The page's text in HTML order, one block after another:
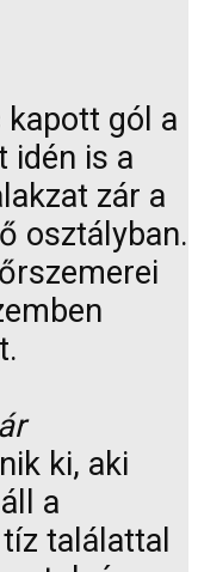
gól a
idén is a
zár a
osztályban.
ki, aki
a
találattal